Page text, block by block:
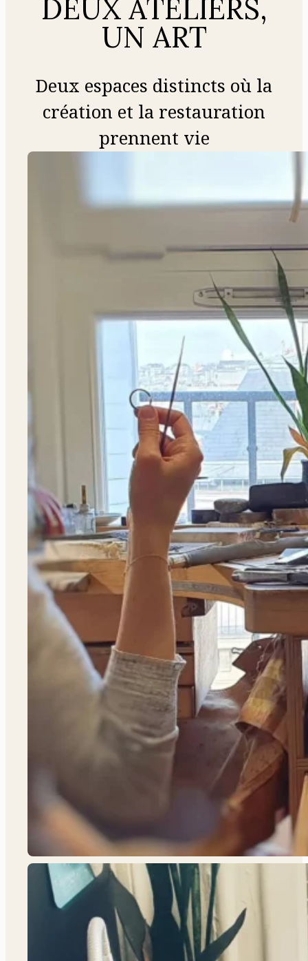
DEUX ATELIERS,
UN ART
Deux espaces distincts où la
création et la restauration
prennent vie